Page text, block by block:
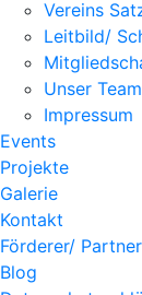
Vereins
Leitbild/
Unser Team
Impressum
Events
Projekte
Galerie
Kontakt
Förderer/ Partner
Blog